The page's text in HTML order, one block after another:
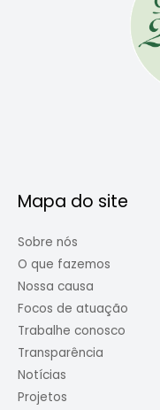
Mapa do site
Sobre nós
O que fazemos
Nossa causa
Focos de atuação
Trabalhe conosco
Transparência
Notícias
Projetos